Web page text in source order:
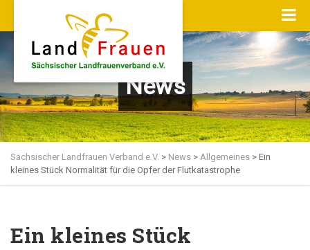
News
Sächsischer Landfrauen Verband e.V. > News > Allgemeines > Ein
kleines Stück Normalität für die Opfer der Flutkatastrophe
Ein kleines Stück